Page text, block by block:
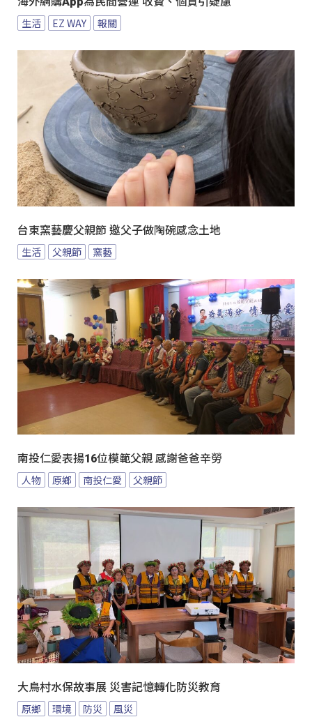
生活 EZ WAY 報關
台東窯藝慶父親節 邀父子做陶碗感念土地
生活 父親節 窯藝
南投仁愛表揚16位模範父親 感謝爸爸辛勞
人物 原鄉 南投仁愛 父親節
大鳥村水保故事展 災害記憶轉化防災教育
原鄉 環境 防災
風災